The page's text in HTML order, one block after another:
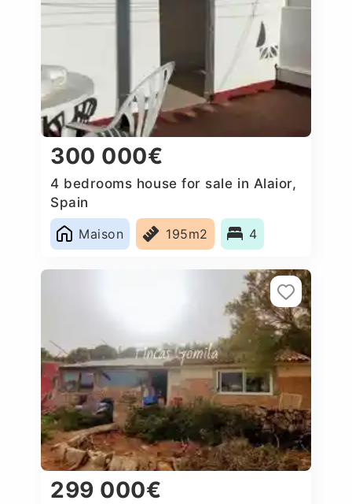
300 000€
4 bedrooms house for sale in Alaior,
Spain
Maison
195m2 4
299 000€